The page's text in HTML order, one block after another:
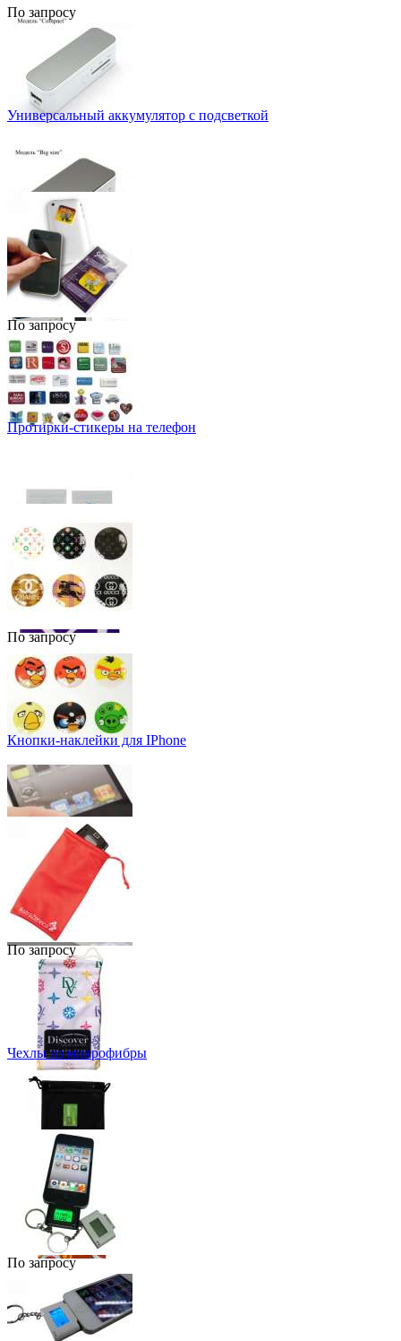
По запросу
Универсальный аккумулятор c подсветкой
По запросу
Протирки-стикеры на телефон
По запросу
Кнопки-наклейки для IPhone
По запросу
Чехлы из микрофибры
По запросу